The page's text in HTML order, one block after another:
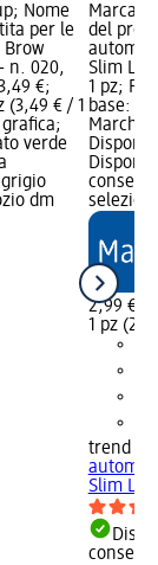
Nome
per le
Brow
n. 020,
€;
(3,49 € / 1
verde
dm
Marca:
del
Slim
1 pz;
base: 1
Marchio
2,99 €
1 pz
trend !t
Slim